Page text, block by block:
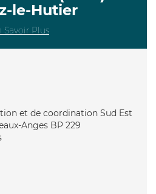
le-Hutier
Savoir Plus
et de coordination Sud Est
Anges BP 229